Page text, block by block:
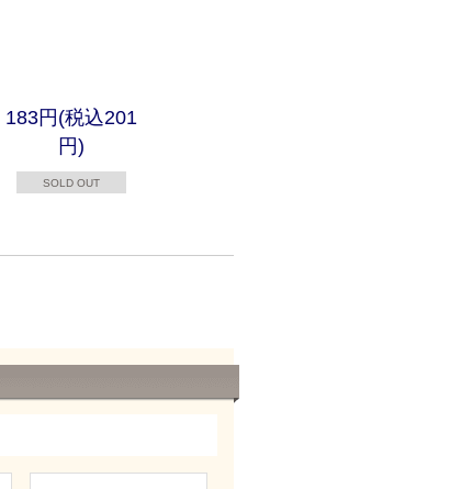
183円(税込201
円)
SOLD OUT